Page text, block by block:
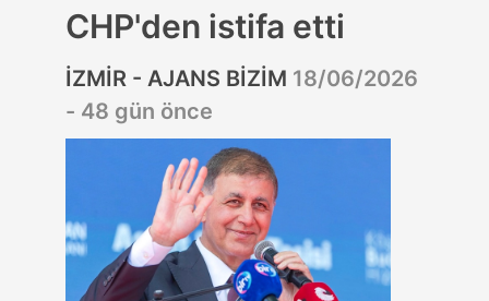
CHP'den istifa etti
İZMİR - AJANS BİZİM 18/06/2026
- 48 gün önce